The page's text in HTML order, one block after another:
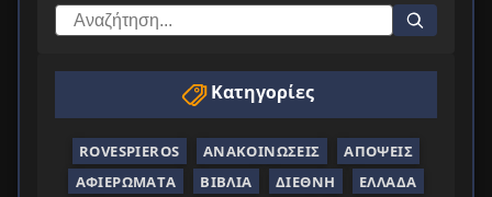
Κατηγορίες
ROVESPIEROS ΑΝΑΚΟΙΝΏΣΕΙΣ
ΑΠΌΨΕΙΣ
ΑΦΙΕΡΏΜΑΤΑ
ΒΙΒΛΊΑ ΔΙΕΘΝΉ
ΕΛΛΆΔΑ